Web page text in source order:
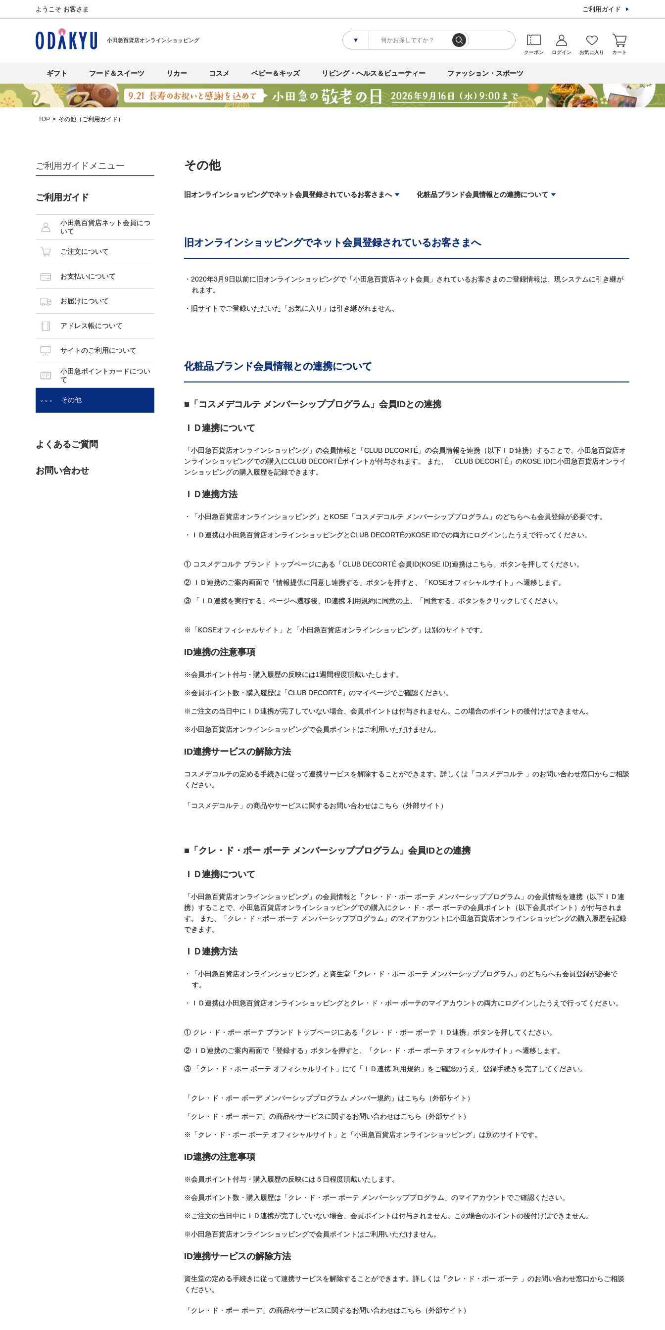
ようこそ お客さま ご利用ガイド
小田急百貨店オンラインショッピング
クーポン ログイン お気に入り カート
ギフト フード＆スイーツ リカー コスメ ベビー＆キッズ リビング・ヘルス＆ビューティー ファッション・スポーツ
TOP その他（ご利用ガイド）
ご利用ガイドメニュー
ご利用ガイド
小田急百貨店ネット会員につ
いて
ご注文について
お支払いについて
お届けについて
アドレス帳について
サイトのご利用について
小田急ポイントカードについ
て
その他
よくあるご質問
お問い合わせ
その他
旧オンラインショッピングでネット会員登録されているお客さまへ 化粧品ブランド会員情報との連携について
旧オンラインショッピングでネット会員登録されているお客さまへ
・2020年3月9日以前に旧オンラインショッピングで「小田急百貨店ネット会員」されているお客さまのご登録情報は、現システムに引き継が
れます。
・旧サイトでご登録いただいた「お気に入り」は引き継がれません。
化粧品ブランド会員情報との連携について
■「コスメデコルテ メンバーシッププログラム」会員IDとの連携
ＩＤ連携について
「小田急百貨店オンラインショッピング」の会員情報と「CLUB DECORTÉ」の会員情報を連携（以下ＩＤ連携）することで、小田急百貨店オ
ンラインショッピングでの購入にCLUB DECORTÉポイントが付与されます。 また、「CLUB DECORTÉ」のKOSE IDに小田急百貨店オンライ
ンショッピングの購入履歴を記録できます。
ＩＤ連携方法
・「小田急百貨店オンラインショッピング」とKOSE「コスメデコルテ メンバーシッププログラム」のどちらへも会員登録が必要です。
・ＩＤ連携は小田急百貨店オンラインショッピングとCLUB DECORTÉのKOSE IDでの両方にログインしたうえで行ってください。
① コスメデコルテ ブランド トップページにある「CLUB DECORTÉ 会員ID(KOSE ID)連携はこちら」ボタンを押してください。
② ＩＤ連携のご案内画面で「情報提供に同意し連携する」ボタンを押すと、「KOSEオフィシャルサイト」へ遷移します。
③ 「ＩＤ連携を実行する」ページへ遷移後、ID連携 利用規約に同意の上、「同意する」ボタンをクリックしてください。
※「KOSEオフィシャルサイト」と「小田急百貨店オンラインショッピング」は別のサイトです。
ID連携の注意事項
※会員ポイント付与・購入履歴の反映には1週間程度頂戴いたします。
※会員ポイント数・購入履歴は「CLUB DECORTÉ」のマイページでご確認ください。
※ご注文の当日中にＩＤ連携が完了していない場合、会員ポイントは付与されません。この場合のポイントの後付けはできません。
※小田急百貨店オンラインショッピングで会員ポイントはご利用いただけません。
ID連携サービスの解除方法
コスメデコルテの定める手続きに従って連携サービスを解除することができます。詳しくは「コスメデコルテ 」のお問い合わせ窓口からご相談
ください。
「コスメデコルテ」の商品やサービスに関するお問い合わせはこちら（外部サイト）
■「クレ・ド・ポー ボーテ メンバーシッププログラム」会員IDとの連携
ＩＤ連携について
「小田急百貨店オンラインショッピング」の会員情報と「クレ・ド・ポー ボーテ メンバーシッププログラム」の会員情報を連携（以下ＩＤ連
携）することで、小田急百貨店オンラインショッピングでの購入にクレ・ド・ポー ボーテの会員ポイント（以下会員ポイント）が付与されま
す。 また、「クレ・ド・ポー ボーテ メンバーシッププログラム」のマイアカウントに小田急百貨店オンラインショッピングの購入履歴を記録
できます。
ＩＤ連携方法
・「小田急百貨店オンラインショッピング」と資生堂「クレ・ド・ポー ボーテ メンバーシッププログラム」のどちらへも会員登録が必要で
す。
・ＩＤ連携は小田急百貨店オンラインショッピングとクレ・ド・ポー ボーテのマイアカウントの両方にログインしたうえで行ってください。
① クレ・ド・ポー ボーテ ブランド トップページにある「クレ・ド・ポー ボーテ ＩＤ連携」ボタンを押してください。
② ＩＤ連携のご案内画面で「登録する」ボタンを押すと、「クレ・ド・ポー ボーテ オフィシャルサイト」へ遷移します。
③ 「クレ・ド・ポー ボーテ オフィシャルサイト」にて「ＩＤ連携 利用規約」をご確認のうえ、登録手続きを完了してください。
「クレ・ド・ポー ボーデ メンバーシッププログラム メンバー規約」はこちら（外部サイト）
「クレ・ド・ポー ボーデ」の商品やサービスに関するお問い合わせはこちら（外部サイト）
※「クレ・ド・ポー ボーテ オフィシャルサイト」と「小田急百貨店オンラインショッピング」は別のサイトです。
ID連携の注意事項
※会員ポイント付与・購入履歴の反映には５日程度頂戴いたします。
※会員ポイント数・購入履歴は「クレ・ド・ポー ボーテ メンバーシッププログラム」のマイアカウントでご確認ください。
※ご注文の当日中にＩＤ連携が完了していない場合、会員ポイントは付与されません。この場合のポイントの後付けはできません。
※小田急百貨店オンラインショッピングで会員ポイントはご利用いただけません。
ID連携サービスの解除方法
資生堂の定める手続きに従って連携サービスを解除することができます。詳しくは「クレ・ド・ポー ボーテ 」のお問い合わせ窓口からご相談
ください。
「クレ・ド・ポー ボーデ」の商品やサービスに関するお問い合わせはこちら（外部サイト）